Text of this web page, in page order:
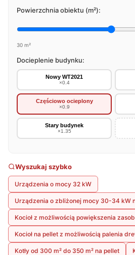
Powierzchnia obiektu (m²):
30 m²
Docieplenie budynku:
Nowy WT2021
×0.4
Częściowo ocieplony
×0.9
Stary budynek
×1.35
Wyszukaj szybko
Urządzenia o mocy 32 kW
Urządzenia o zbliżonej mocy 30-34 kW
Kocioł z możliwością powiększenia
Kocioł na pellet z możliwością palenia
Kotły od 300 m² do 350 m² na pellet